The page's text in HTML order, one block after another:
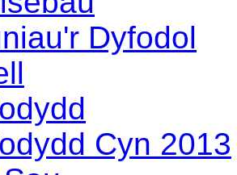
Dyfodol
Cyn 2013